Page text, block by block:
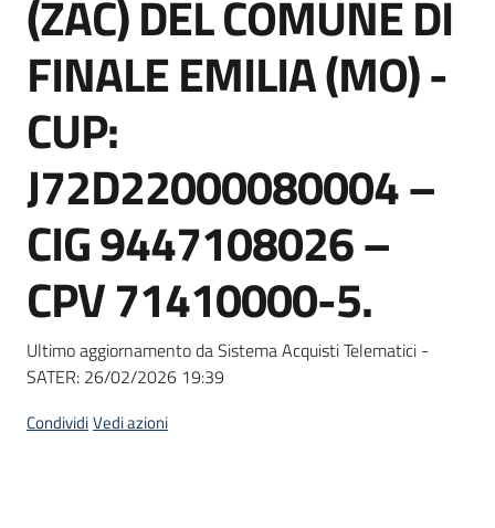
su
(ZAC) DEL COMUNE DI
FINALE EMILIA (MO) -
CUP:
J72D22000080004 –
CIG 9447108026 –
CPV 71410000-5.
Ultimo aggiornamento da Sistema Acquisti Telematici -
SATER: 26/02/2026 19:39
CondividiVedi azioni